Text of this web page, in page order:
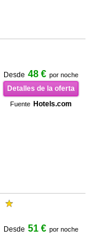
Desde 48 € por noche
Detalles de la oferta
Fuente Hotels.com
Desde 51 € por noche